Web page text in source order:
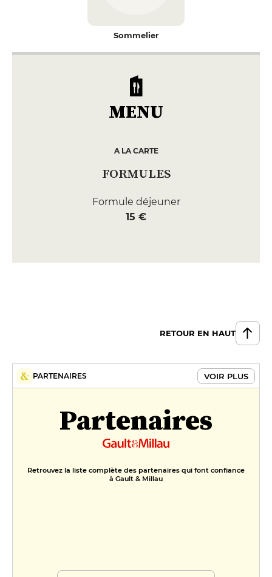
Sommelier
MENU
A LA CARTE
FORMULES
Formule déjeuner
15 €
RETOUR EN HAUT
PARTENAIRES VOIR PLUS
Partenaires
Retrouvez la liste complète des partenaires qui font confiance
à Gault & Millau